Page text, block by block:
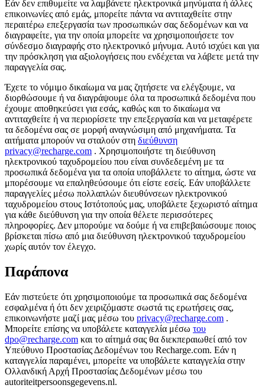
Εάν δεν επιθυμείτε να λαμβάνετε ηλεκτρονικά μηνύματα ή άλλες
επικοινωνίες από εμάς, μπορείτε πάντα να αντιταχθείτε στην
περαιτέρω επεξεργασία των προσωπικών σας δεδομένων και να
διαγραφείτε, για την οποία μπορείτε να χρησιμοποιήσετε τον
σύνδεσμο διαγραφής στο ηλεκτρονικό μήνυμα. Αυτό ισχύει και για
την πρόσκληση για αξιολογήσεις που ενδέχεται να λάβετε μετά την
παραγγελία σας.
Έχετε το νόμιμο δικαίωμα να μας ζητήσετε να ελέγξουμε, να
διορθώσουμε ή να διαγράψουμε όλα τα προσωπικά δεδομένα που
έχουμε αποθηκεύσει για εσάς, καθώς και το δικαίωμα να
αντιταχθείτε ή να περιορίσετε την επεξεργασία και να μεταφέρετε
τα δεδομένα σας σε μορφή αναγνώσιμη από μηχανήματα. Τα
αιτήματα μπορούν να σταλούν στη διεύθυνση
privacy@recharge.com . Χρησιμοποιήστε τη διεύθυνση
ηλεκτρονικού ταχυδρομείου που είναι συνδεδεμένη με τα
προσωπικά δεδομένα για τα οποία υποβάλλετε το αίτημα, ώστε να
μπορέσουμε να επαληθεύσουμε ότι είστε εσείς. Εάν υποβάλλετε
παραγγελίες μέσω πολλαπλών διευθύνσεων ηλεκτρονικού
ταχυδρομείου στους Ιστότοπούς μας, υποβάλετε ξεχωριστό αίτημα
για κάθε διεύθυνση για την οποία θέλετε περισσότερες
πληροφορίες. Δεν μπορούμε να δούμε ή να επιβεβαιώσουμε ποιος
βρίσκεται πίσω από μια διεύθυνση ηλεκτρονικού ταχυδρομείου
χωρίς αυτόν τον έλεγχο.
Παράπονα
Εάν πιστεύετε ότι χρησιμοποιούμε τα προσωπικά σας δεδομένα
εσφαλμένα ή ότι δεν χειριζόμαστε σωστά τις ερωτήσεις σας,
επικοινωνήστε μαζί μας μέσω του privacy@recharge.com .
Μπορείτε επίσης να υποβάλετε καταγγελία μέσω του
dpo@recharge.com και το αίτημά σας θα διεκπεραιωθεί από τον
Υπεύθυνο Προστασίας Δεδομένων του Recharge.com. Εάν η
καταγγελία παραμένει, μπορείτε να υποβάλετε καταγγελία στην
Ολλανδική Αρχή Προστασίας Δεδομένων μέσω του
autoriteitpersoonsgegevens.nl.